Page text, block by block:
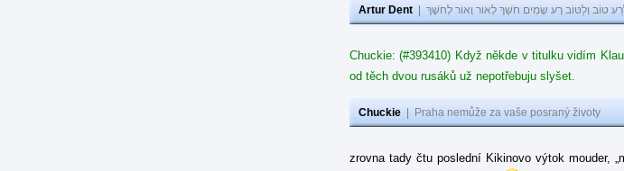
Artur Dent טוֹב וְלַטּוֹב רָע שָׂמִים חֹשֶׁךְ לְאוֹר וְאוֹר לְחֹשֶׁךְ
Chuckie: (#393410) Když někde v titulku vidím
od těch dvou rusáků už nepotřebuju slyšet.
Chuckie Praha nemůže za vaše posraný životy
zrovna tady čtu poslední Kikinovo výtok mouder,